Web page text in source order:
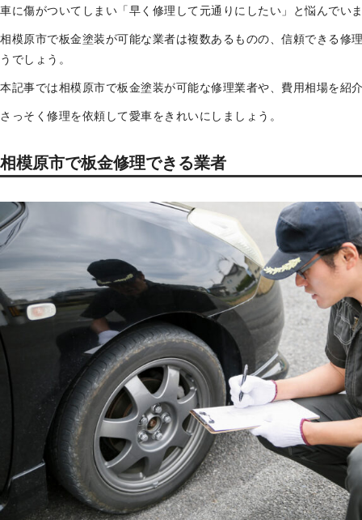
車に傷がついてしまい「早く修理して元通りにしたい」と悩んでい
相模原市で板金塗装が可能な業者は複数あるものの、信頼できる修
うでしょう。
本記事では相模原市で板金塗装が可能な修理業者や、費用相場を紹
さっそく修理を依頼して愛車をきれいにしましょう。
相模原市で板金修理できる業者